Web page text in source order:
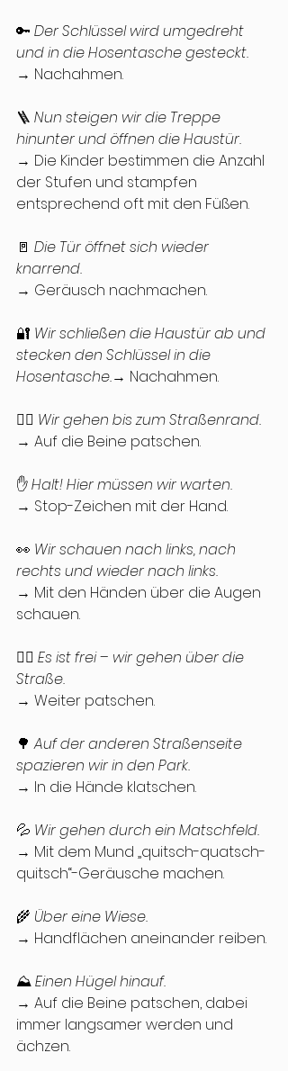
🔑 Der Schlüssel wird umgedreht
und in die Hosentasche gesteckt.
→ Nachahmen.
🪜 Nun steigen wir die Treppe
hinunter und öffnen die Haustür.
→ Die Kinder bestimmen die Anzahl
der Stufen und stampfen
entsprechend oft mit den Füßen.
🚪 Die Tür öffnet sich wieder
knarrend.
→ Geräusch nachmachen.
🔐 Wir schließen die Haustür ab und
stecken den Schlüssel in die
Hosentasche.→ Nachahmen.
🚶‍♂️ Wir gehen bis zum Straßenrand.
→ Auf die Beine patschen.
✋ Halt! Hier müssen wir warten.
→ Stop-Zeichen mit der Hand.
👀 Wir schauen nach links, nach
rechts und wieder nach links.
→ Mit den Händen über die Augen
schauen.
🚶‍♀️ Es ist frei – wir gehen über die
Straße.
→ Weiter patschen.
🌳 Auf der anderen Straßenseite
spazieren wir in den Park.
→ In die Hände klatschen.
💦 Wir gehen durch ein Matschfeld.
→ Mit dem Mund „quitsch-quatsch-
quitsch“-Geräusche machen.
🌾 Über eine Wiese.
→ Handflächen aneinander reiben.
⛰ Einen Hügel hinauf.
→ Auf die Beine patschen, dabei
immer langsamer werden und
ächzen.